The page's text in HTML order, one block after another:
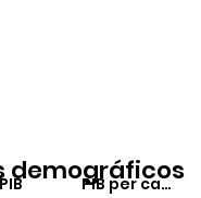
PIB per capita
demográficos